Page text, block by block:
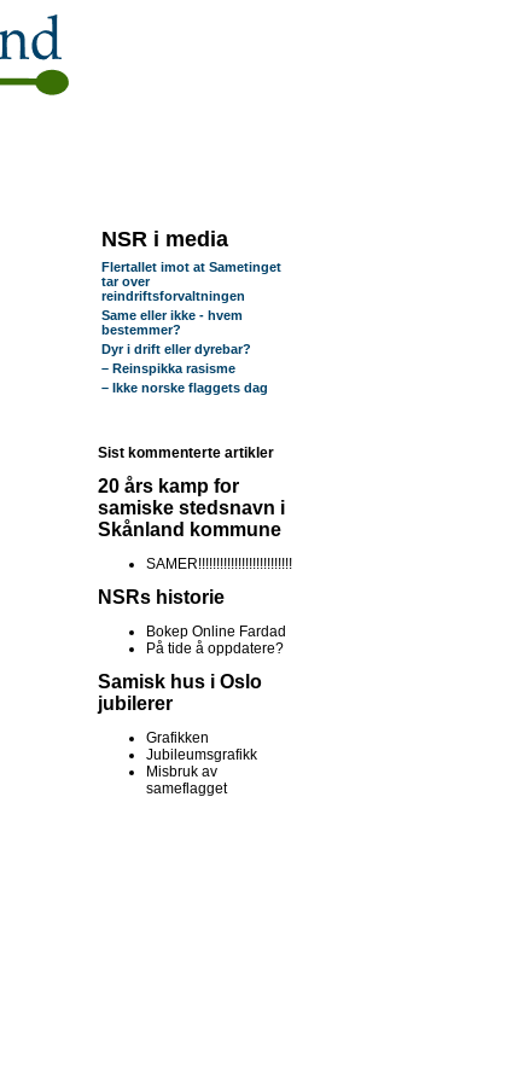
NSR i media
Flertallet imot at Sametinget
tar over
reindriftsforvaltningen
Same eller ikke - hvem
bestemmer?
Dyr i drift eller dyrebar?
– Reinspikka rasisme
– Ikke norske flaggets dag
Sist kommenterte artikler
20 års kamp for
samiske stedsnavn i
Skånland kommune
SAMER!!!!!!!!!!!!!!!!!!!!!!!!!!
NSRs historie
Bokep Online Fardad
På tide å oppdatere?
Samisk hus i Oslo
jubilerer
Grafikken
Jubileumsgrafikk
Misbruk av
sameflagget